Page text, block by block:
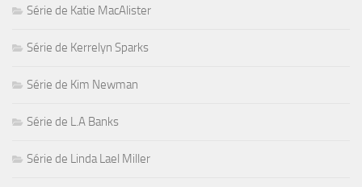
Série de Katie MacAlister
Série de Kerrelyn Sparks
Série de Kim Newman
Série de L.A Banks
Série de Linda Lael Miller